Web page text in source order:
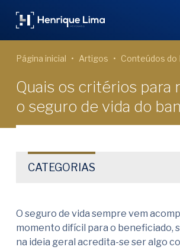
Página inicial Artigos Conteúdos do
Quais os critérios para
o seguro de vida do
CATEGORIAS
O seguro de vida sempre vem
momento difícil para o beneficiado,
na ideia geral acredita-se ser algo